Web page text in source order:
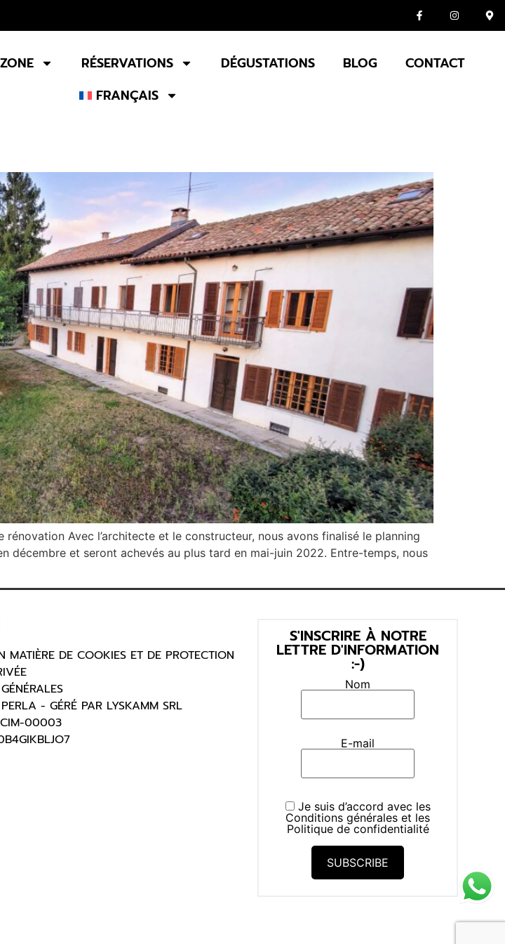
RÉSERVATIONS DÉGUSTATIONS BLOG
CONTACT
FRANÇAIS
Avec l’architecte et le constructeur, nous avons finalisé le planning
et seront achevés au plus tard en mai-juin 2022. Entre-temps, nous
MATIÈRE DE COOKIES ET DE PROTECTION
- GÉRÉ PAR LYSKAMM SRL
00003
S'INSCRIRE À NOTRE
LETTRE D'INFORMATION
:-)
Nom
E-mail
Je suis d’accord avec les
Conditions générales et les
Politique de confidentialité
SUBSCRIBE